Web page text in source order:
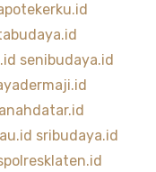
senibudaya.id
sribudaya.id